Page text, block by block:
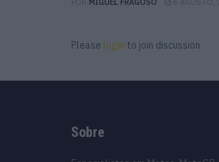
Please login to join discussion
Sobre